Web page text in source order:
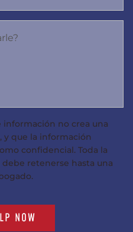
no crea una
y que la información
confidencial. Toda la
retenerse hasta una
NOW